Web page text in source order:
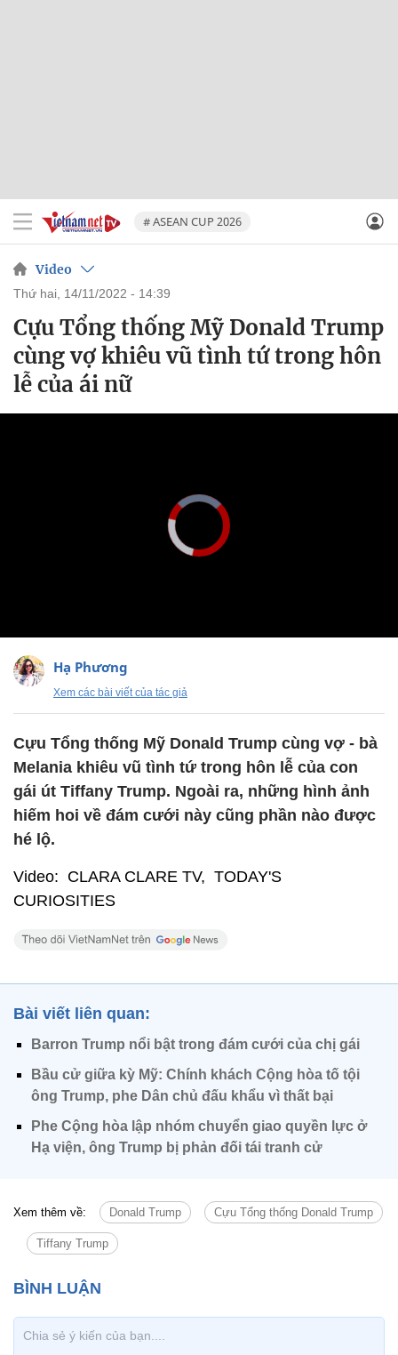
# ASEAN CUP 2026
Video
thứ hai, 14/11/2022 - 14:39
Cựu Tổng thống Mỹ Donald Trump
cùng vợ khiêu vũ tình tứ trong hôn
lễ của ái nữ
Hạ Phương
Xem các bài viết của tác giả
Cựu Tổng thống Mỹ Donald Trump cùng vợ - bà
Melania khiêu vũ tình tứ trong hôn lễ của con
gái út Tiffany Trump. Ngoài ra, những hình ảnh
hiếm hoi về đám cưới này cũng phần nào được
hé lộ.
Video: CLARA CLARE TV, TODAY'S
CURIOSITIES
Bài viết liên quan:
Barron Trump nổi bật trong đám cưới của chị gái
Bầu cử giữa kỳ Mỹ: Chính khách Cộng hòa tố tội
ông Trump, phe Dân chủ đấu khẩu vì thất bại
Phe Cộng hòa lập nhóm chuyển giao quyền lực ở
Hạ viện, ông Trump bị phản đối tái tranh cử
Xem thêm về: Donald Trump Cựu Tổng thống Donald Trump
Tiffany Trump